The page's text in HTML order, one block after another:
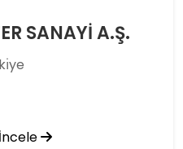
SANAYİ A.Ş.